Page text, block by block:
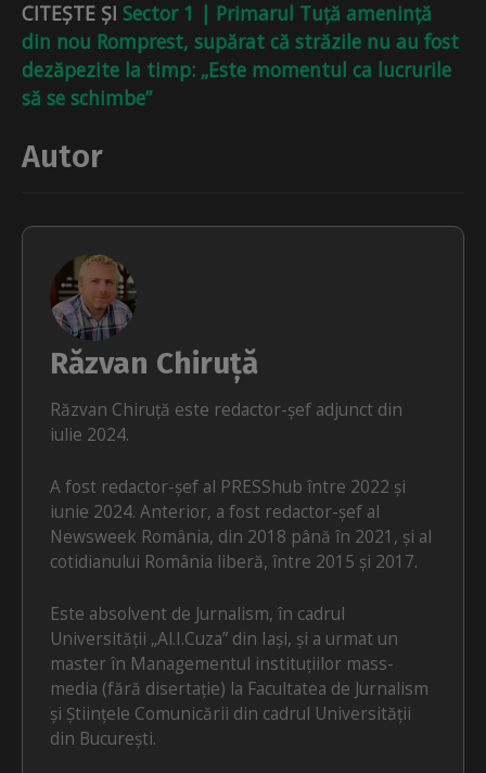
CITEȘTE ȘI Sector 1 | Primarul Tuță amenință
din nou Romprest, supărat că străzile nu au fost
dezăpezite la timp: „Este momentul ca lucrurile
să se schimbe”
Autor
Răzvan Chiruță
Răzvan Chiruță este redactor-șef adjunct din
iulie 2024.
A fost redactor-șef al PRESShub între 2022 și
iunie 2024. Anterior, a fost redactor-șef al
Newsweek România, din 2018 până în 2021, și al
cotidianului România liberă, între 2015 și 2017.
Este absolvent de Jurnalism, în cadrul
Universității „Al.I.Cuza” din Iași, și a urmat un
master în Managementul instituțiilor mass-
media (fără disertație) la Facultatea de Jurnalism
și Științele Comunicării din cadrul Universității
din București.